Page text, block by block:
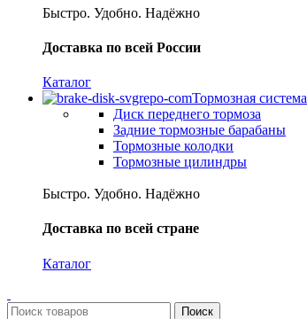
Быстро. Удобно. Надёжно
Доставка по всей России
Каталог
Тормозная система
Диск переднего тормоза
Задние тормозные барабаны
Тормозные колодки
Тормозные цилиндры
Быстро. Удобно. Надёжно
Доставка по всей стране
Каталог
Поиск